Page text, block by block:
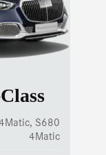
S680
4Matic